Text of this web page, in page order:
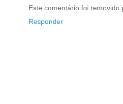
Este comentário foi removido
Responder